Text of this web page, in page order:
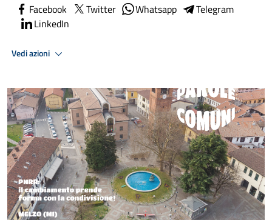
Facebook Twitter Whatsapp
Telegram
LinkedIn
Vedi azioni